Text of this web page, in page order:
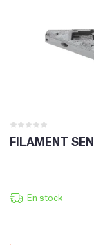
FILAMENT
En stock